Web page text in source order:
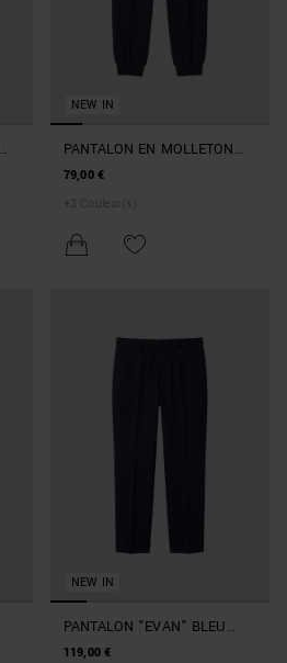
NEW IN
PANTALON EN MOLLETON
BLEU MARINE CARROT FIT
MÉTALLIQUE
79,00 €
+ 3 Couleur(s)
NEW IN
PANTALON "EVAN" BLEU
MARINE RELAXED FIT EN
119,00 €